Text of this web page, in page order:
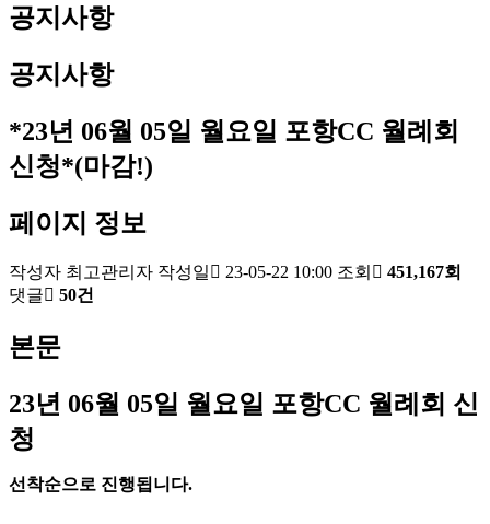
공지사항
공지사항
*23년 06월 05일 월요일 포항CC 월례회
신청*(마감!)
페이지 정보
작성자 최고관리자 작성일 23-05-22 10:00 조회
451,167회
댓글
50건
본문
23년 06월 05일 월요일 포항CC 월례회 신
청
선착순으로 진행됩니다.